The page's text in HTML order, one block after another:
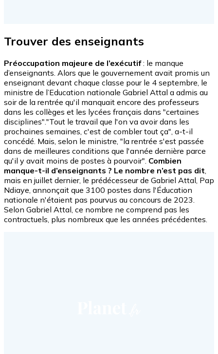
Trouver des enseignants
Préoccupation majeure de l’exécutif: le manque
d’enseignants. Alors que le gouvernement avait promis un
enseignant devant chaque classe pour le 4 septembre, le
ministre de l’Education nationale Gabriel Attal a admis au
soir de la rentrée qu'il manquait encore des professeurs
dans les collèges et les lycées français dans "certaines
disciplines"."Tout le travail que l'on va avoir dans les
prochaines semaines, c'est de combler tout ça", a-t-il
concédé. Mais, selon le ministre, "la rentrée s'est passée
dans de meilleures conditions que l'année dernière parce
qu'il y avait moins de postes à pourvoir". Combien
manque-t-il d’enseignants ? Le nombre n’est pas dit
mais en juillet dernier, le prédécesseur de Gabriel Attal, Pap
Ndiaye, annonçait que 3100 postes dans l'Éducation
nationale n'étaient pas pourvus au concours de 2023.
Selon Gabriel Attal, ce nombre ne comprend pas les
contractuels, plus nombreux que les années précédentes.